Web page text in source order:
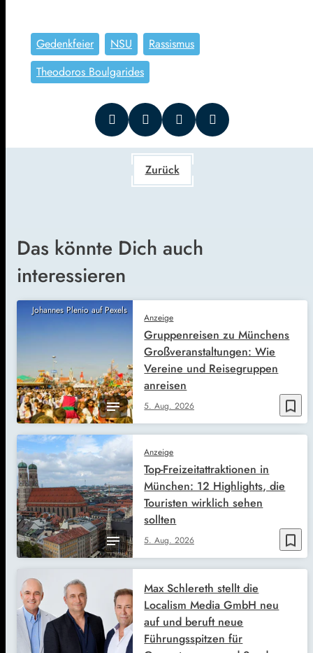
Gedenkfeier NSU
Rassismus
Theodoros Boulgarides
Zurück
Das könnte Dich auch
interessieren
Johannes Plenio auf Pexels
bookmark_border
Anzeige
5. Aug. 2026
Gruppenreisen zu Münchens
Großveranstaltungen: Wie
Vereine und Reisegruppen
anreisen
bookmark_border
Anzeige
5. Aug. 2026
Top-Freizeitattraktionen in
München: 12 Highlights, die
Touristen wirklich sehen
sollten
Max Schlereth stellt die
Localism Media GmbH neu
auf und beruft neue
Führungsspitzen für